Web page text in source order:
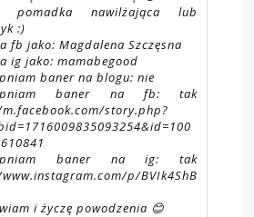
pomadka nawilżająca lub
:)
fb jako: Magdalena Szczęsna
ig jako: mamabegood
baner na blogu: nie
baner na fb: tak
story.php?
baner na ig: tak
p/BVIk4ShB
i życzę powodzenia 😊